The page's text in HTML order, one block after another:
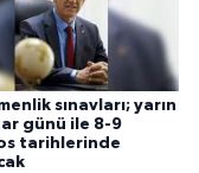
sınavları; yarın
günü ile 8-9
tarihlerinde